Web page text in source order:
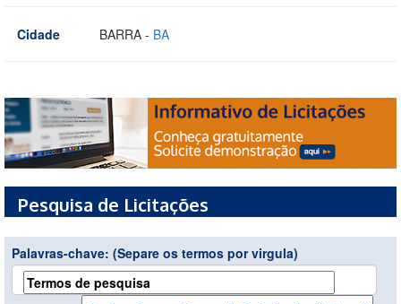
Cidade BARRA - BA
Pesquisa de Licitações
Palavras-chave: (Separe os termos por virgula)